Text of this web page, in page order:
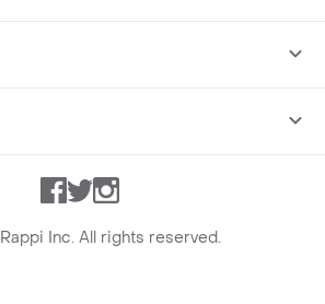
Facebook
TwitterInstagram
Rappi Inc. All rights reserved.